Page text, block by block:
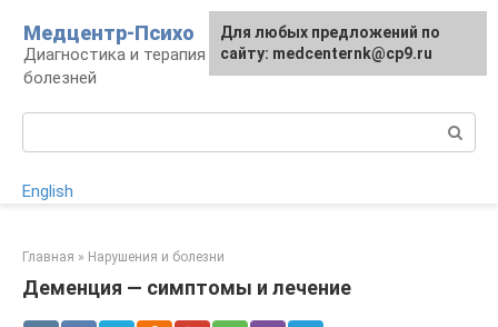
контенту
Медцентр-Психо
Диагностика и терапия психоневрологических
болезней
English
Главная » Нарушения и болезни
Деменция — симптомы и лечение
Для любых предложений по
сайту: medcenternk@cp9.ru